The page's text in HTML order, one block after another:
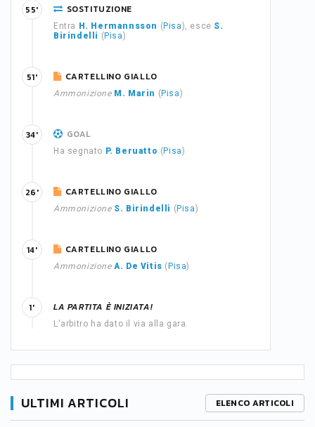
SOSTITUZIONE
Entra H. Hermannsson ( Pisa), esce S.
Birindelli ( Pisa)
55'
CARTELLINO GIALLO
Ammonizione M. Marin ( Pisa)
51'
GOAL
Ha segnato P. Beruatto ( Pisa)
34'
CARTELLINO GIALLO
Ammonizione S. Birindelli ( Pisa)
26'
CARTELLINO GIALLO
Ammonizione A. De Vitis ( Pisa)
14'
LA PARTITA È INIZIATA!
L'arbitro ha dato il via alla gara.
1'
ULTIMI ARTICOLI ELENCO ARTICOLI